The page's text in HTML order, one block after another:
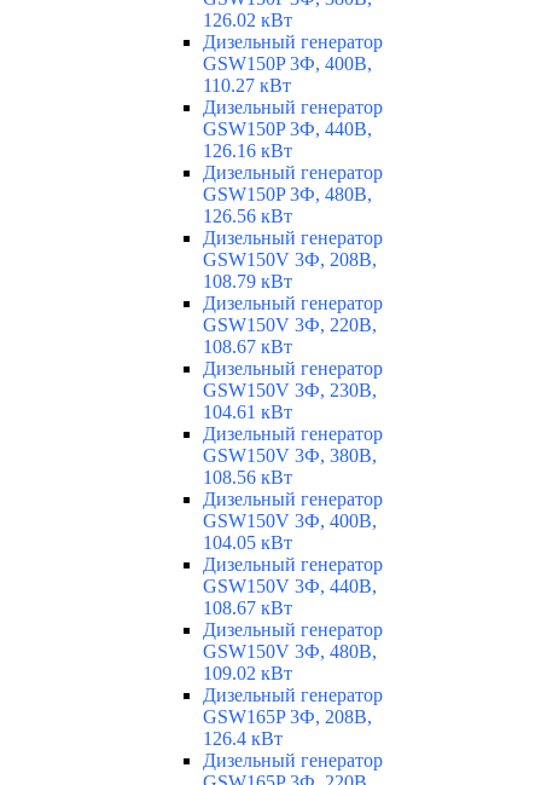
126.02 кВт
Дизельный генератор
GSW150P 3Ф, 400В,
110.27 кВт
Дизельный генератор
GSW150P 3Ф, 440В,
126.16 кВт
Дизельный генератор
GSW150P 3Ф, 480В,
126.56 кВт
Дизельный генератор
GSW150V 3Ф, 208В,
108.79 кВт
Дизельный генератор
GSW150V 3Ф, 220В,
108.67 кВт
Дизельный генератор
GSW150V 3Ф, 230В,
104.61 кВт
Дизельный генератор
GSW150V 3Ф, 380В,
108.56 кВт
Дизельный генератор
GSW150V 3Ф, 400В,
104.05 кВт
Дизельный генератор
GSW150V 3Ф, 440В,
108.67 кВт
Дизельный генератор
GSW150V 3Ф, 480В,
109.02 кВт
Дизельный генератор
GSW165P 3Ф, 208В,
126.4 кВт
Дизельный генератор